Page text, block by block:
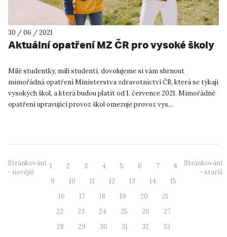
30 / 06 / 2021
Aktuální opatření MZ ČR pro vysoké školy
Milé studentky, milí studenti, dovolujeme si vám shrnout
mimořádná opatření Ministerstva zdravotnictví ČR, která se týkají
vysokých škol, a která budou platit od 1. července 2021. Mimořádné
opatření upravující provoz škol omezuje provoz vys...
Stránkování
- novější
1 2 3 4 5 6 7
8
9
10 11 12 13 14
15
16
17 18 19 20
21
22
23 24 25 26
27
28
29 30 31 32
33
Stránkování
- starší